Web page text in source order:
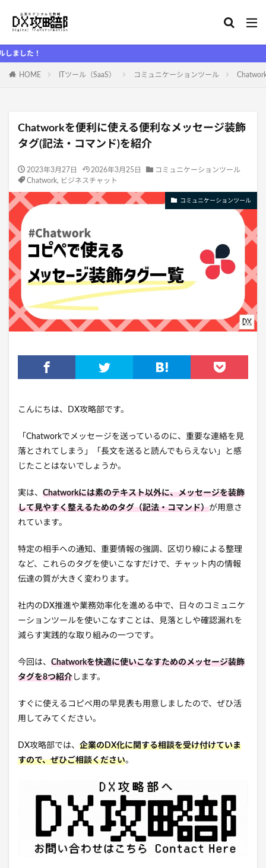
HOME ITツール（SaaS） コミュニケーションツール
Chatworkを便利に使える便利なメッセージ装飾
タグ(記法・コマンド)を紹介
2023年3月27日 2026年3月25日
コミュニケーションツール
Chatwork, ビジネスチャット
コミュニケーションツール
こんにちは、DX攻略部です。
「Chatworkでメッセージを送っているのに、重要な連絡を見
落とされてしまう」「長文を送ると読んでもらえない」と感
じたことはないでしょうか。
実は、 Chatworkには素のテキスト以外に、メッセージを装飾
して見やすく整えるためのタグ（記法・コマンド）が用意さ
れています。
特定の相手への通知、重要情報の強調、区切り線による整理
など、これらのタグを使いこなすだけで、チャット内の情報
伝達の質が大きく変わります。
社内のDX推進や業務効率化を進める中で、日々のコミュニケ
ーションツールを使いこなすことは、見落としや確認漏れを
減らす実践的な取り組みの一つです。
今回は、 Chatworkを快適に使いこなすためのメッセージ装飾
タグを8つ紹介 します。
すぐに使えるコピペ用の早見表も用意しましたので、ぜひ活
用してみてください。
DX攻略部では、 企業のDX化に関する相談を受け付けていま
すので、ぜひご相談ください。